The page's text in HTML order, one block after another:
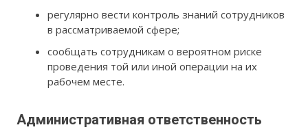
регулярно вести контроль знаний сотрудников
в рассматриваемой сфере;
сообщать сотрудникам о вероятном риске
проведения той или иной операции на их
рабочем месте.
Административная ответственность